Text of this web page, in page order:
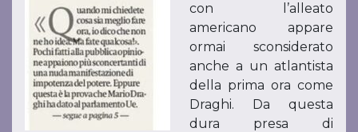
con l’alleato
americano appare
ormai sconsiderato
anche a un atlantista
della prima ora come
Draghi. Da questa
dura presa di